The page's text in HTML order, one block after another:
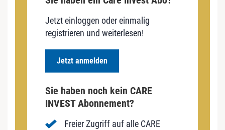
Jetzt einloggen oder einmalig
registrieren und weiterlesen!
Jetzt anmelden
Sie haben noch kein CARE
INVEST Abonnement?
Freier Zugriff auf alle CARE